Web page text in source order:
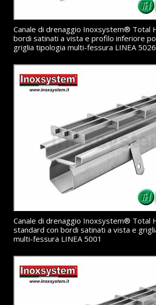
Canale di drenaggio Inoxsystem® Total
bordi satinati a vista e profilo inferiore
griglia tipologia multi-fessura LINEA 5026
Canale di drenaggio Inoxsystem® Total
standard con bordi satinati a vista e
multi-fessura LINEA 5001